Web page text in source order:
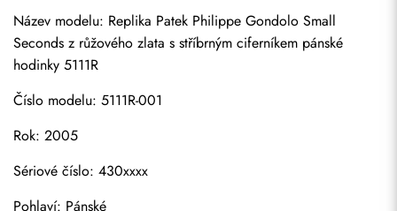
Název modelu: Replika Patek Philippe Gondolo Small
Seconds z růžového zlata s stříbrným ciferníkem pánské
hodinky 5111R
Číslo modelu: 5111R-001
Rok: 2005
Sériové číslo: 430xxxx
Pohlaví: Pánské